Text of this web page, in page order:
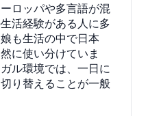
ロッパや多言語が混
活経験がある人に多
も生活の中で日本
に使い分けていま
ル環境では、一日に
り替えることが一般